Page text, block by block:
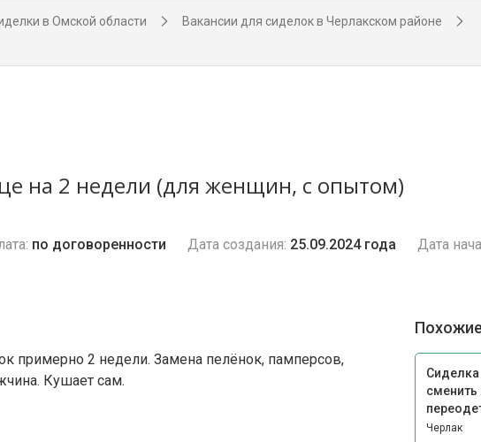
в Омской области
Вакансии для сиделок в Черлакском районе
на 2 недели (для женщин, с опытом)
по договоренности Дата создания: 25.09.2024 года Дата
примерно 2 недели. Замена пелёнок, памперсов,
Кушает сам.
сменить
Черлак